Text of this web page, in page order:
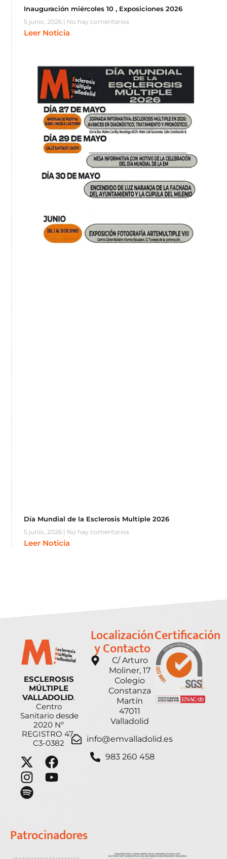
Inauguración miércoles 10 , Exposiciones 2026
5 junio, 2026 No hay comentarios
Leer Noticia
Día Mundial de la Esclerosis Multiple 2026
5 junio, 2026 No hay comentarios
Leer Noticia
ESCLEROSIS
MÚLTIPLE
VALLADOLID.
Centro
Sanitario desde
2020 Nº
REGISTRO 47-
C3-0382
Localización
y Contacto
C/ Arturo
Moliner, 17
Colegio
Constanza
Martín
47011
Valladolid
info@emvalladolid.es
983 260 458
Certificación
Patrocinadores